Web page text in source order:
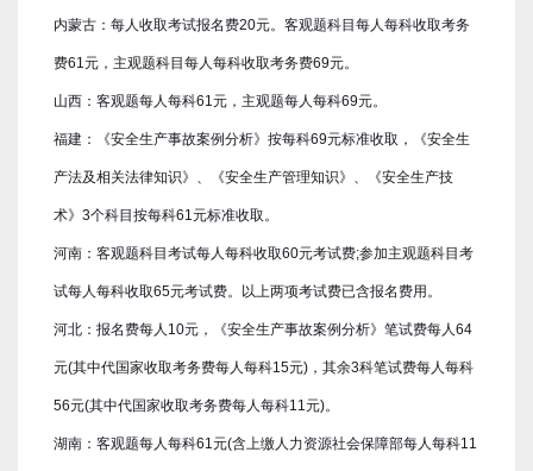
内蒙古：每人收取考试报名费20元。客观题科目每人每科收取考务
费61元，主观题科目每人每科收取考务费69元。
山西：客观题每人每科61元，主观题每人每科69元。
福建：《安全生产事故案例分析》按每科69元标准收取，《安全生
产法及相关法律知识》、《安全生产管理知识》、《安全生产技
术》3个科目按每科61元标准收取。
河南：客观题科目考试每人每科收取60元考试费;参加主观题科目考
试每人每科收取65元考试费。以上两项考试费已含报名费用。
河北：报名费每人10元，《安全生产事故案例分析》笔试费每人64
元(其中代国家收取考务费每人每科15元)，其余3科笔试费每人每科
56元(其中代国家收取考务费每人每科11元)。
湖南：客观题每人每科61元(含上缴人力资源社会保障部每人每科11